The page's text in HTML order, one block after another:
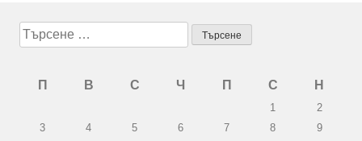
Търсене
за:
П В С Ч П С Н
1
2
3
4 5 6 7 8
9